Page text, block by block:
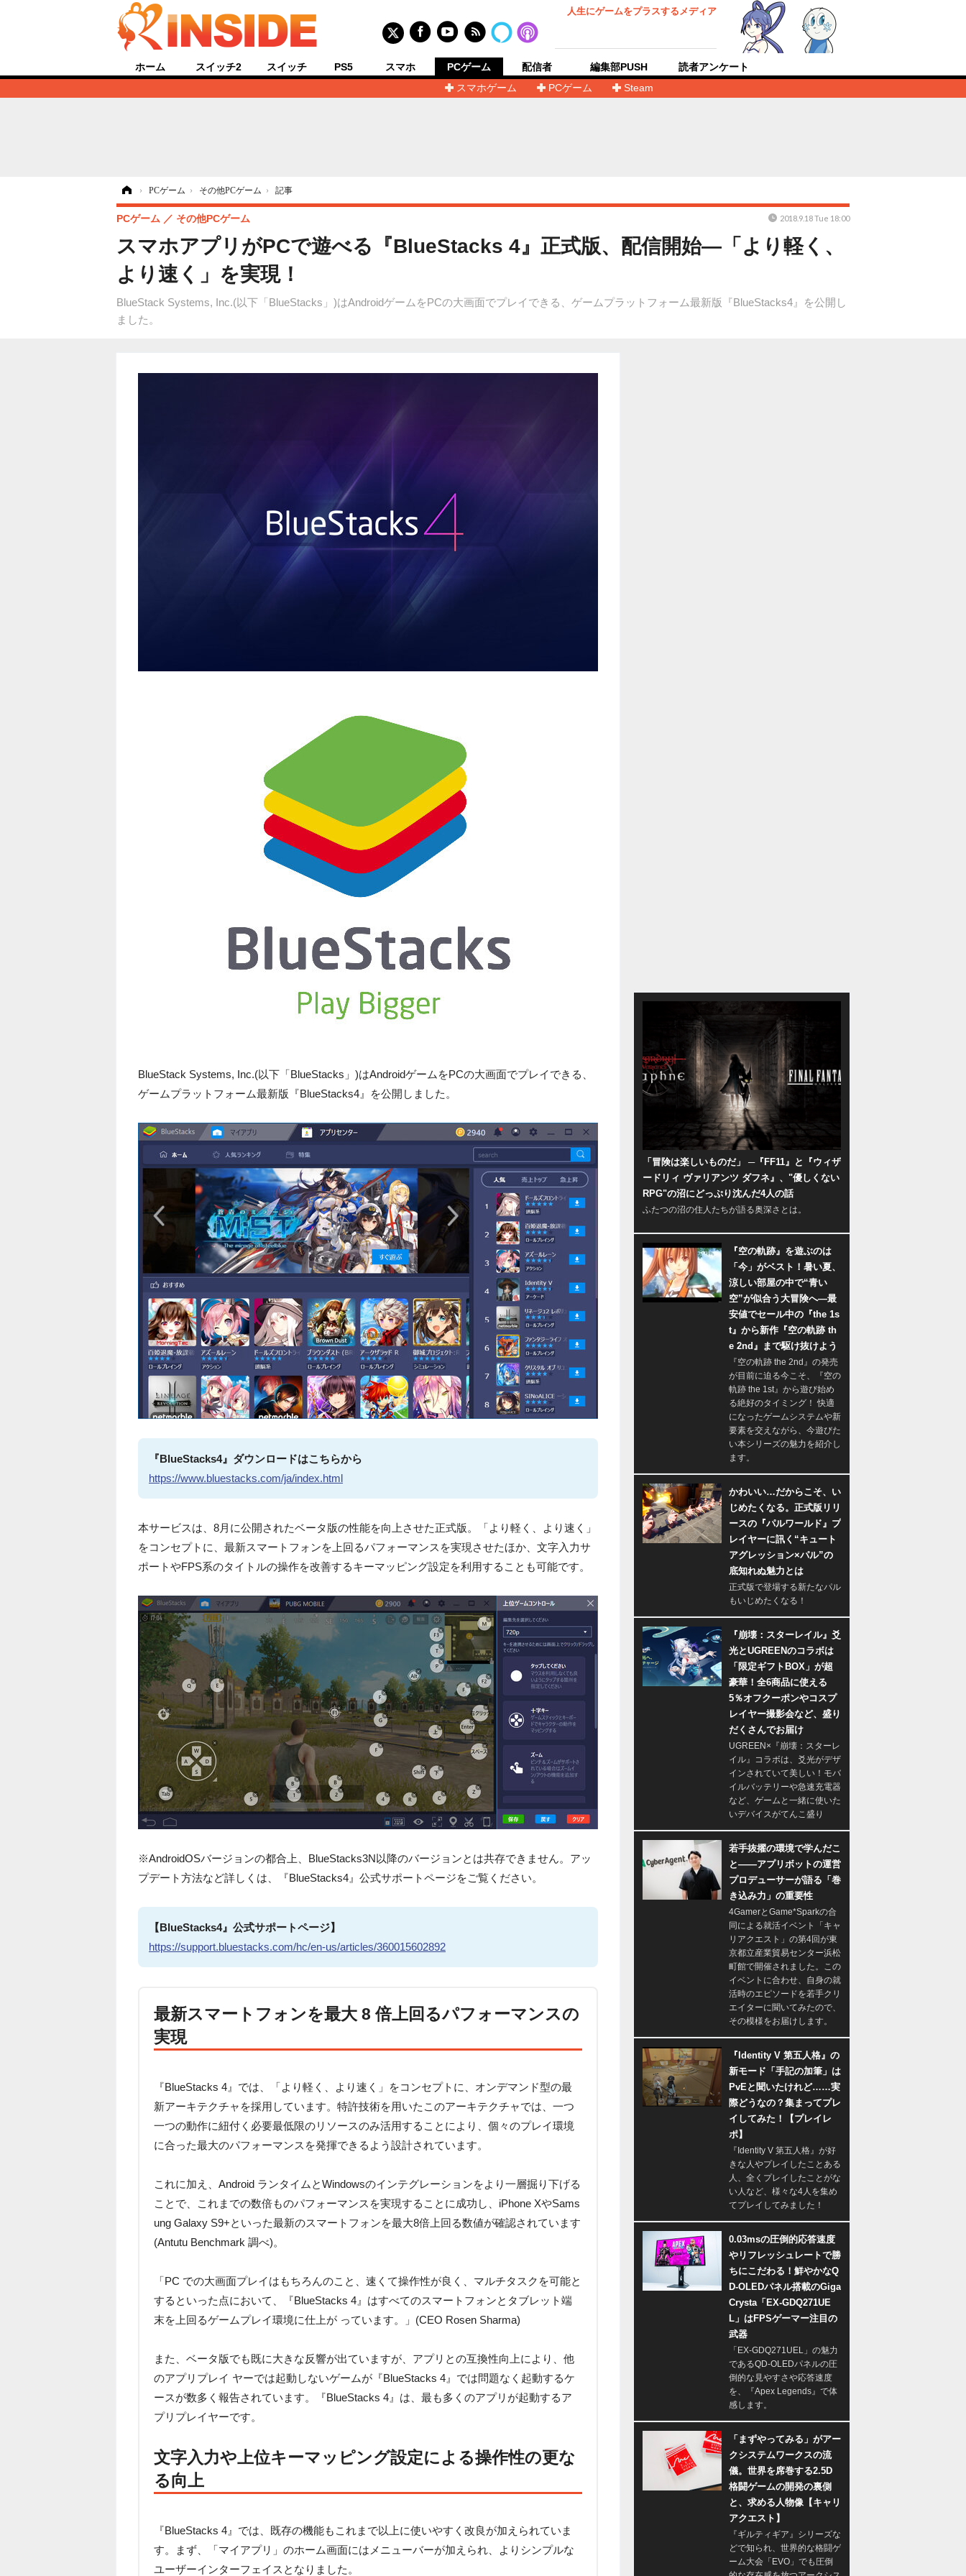
人生にゲームをプラスするメディア
ホーム スイッチ2 スイッチ PS5 スマホ
PCゲーム
スマホゲーム
PCゲーム Steam
配信者 編集部PUSH 読者アンケート
› PCゲーム › その他PCゲーム › 記事
スマホアプリがPCで遊べる『BlueStacks 4』正式版、配信開始―「より軽く、
より速く」を実現！
BlueStack Systems, Inc.(以下「BlueStacks」)はAndroidゲームをPCの大画面でプレイできる、ゲームプラットフォーム最新版『BlueStacks4』を公開し
ました。
PCゲーム その他PCゲーム 2018.9.18 Tue 18:00
BlueStack Systems, Inc.(以下「BlueStacks」)はAndroidゲームをPCの大画面でプレイできる、
ゲームプラットフォーム最新版『BlueStacks4』を公開しました。
『BlueStacks4』ダウンロードはこちらから
https://www.bluestacks.com/ja/index.html
本サービスは、8月に公開されたベータ版の性能を向上させた正式版。「より軽く、より速く」
をコンセプトに、最新スマートフォンを上回るパフォーマンスを実現させたほか、文字入力サ
ポートやFPS系のタイトルの操作を改善するキーマッピング設定を利用することも可能です。
※AndroidOSバージョンの都合上、BlueStacks3N以降のバージョンとは共存できません。アッ
プデート方法など詳しくは、『BlueStacks4』公式サポートページをご覧ください。
【BlueStacks4』公式サポートページ】
https://support.bluestacks.com/hc/en-us/articles/360015602892
最新スマートフォンを最大 8 倍上回るパフォーマンスの
実現
『BlueStacks 4』では、「より軽く、より速く」をコンセプトに、オンデマンド型の最
新アーキテクチャを採用しています。特許技術を用いたこのアーキテクチャでは、一つ
一つの動作に紐付く必要最低限のリソースのみ活用することにより、個々のプレイ環境
に合った最大のパフォーマンスを発揮できるよう設計されています。
これに加え、Android ランタイムとWindowsのインテグレーションをより一層掘り下げる
ことで、これまでの数倍ものパフォーマンスを実現することに成功し、iPhone XやSams
ung Galaxy S9+といった最新のスマートフォンを最大8倍上回る数値が確認されています
(Antutu Benchmark 調べ)。
「PC での大画面プレイはもちろんのこと、速くて操作性が良く、マルチタスクを可能と
するといった点において、『BlueStacks 4』はすべてのスマートフォンとタブレット端
末を上回るゲームプレイ環境に仕上が っています。」(CEO Rosen Sharma)
また、ベータ版でも既に大きな反響が出ていますが、アプリとの互換性向上により、他
のアプリプレイ ヤーでは起動しないゲームが『BlueStacks 4』では問題なく起動するケ
ースが数多く報告されています。『BlueStacks 4』は、最も多くのアプリが起動するア
プリプレイヤーです。
文字入力や上位キーマッピング設定による操作性の更な
る向上
『BlueStacks 4』では、既存の機能もこれまで以上に使いやすく改良が加えられていま
す。まず、「マイアプリ」のホーム画面にはメニューバーが加えられ、よりシンプルな
ユーザーインターフェイスとなりました。
「冒険は楽しいものだ」 ─『FF11』と『ウィザ
ードリィ ヴァリアンツ ダフネ』、"優しくない
RPG"の沼にどっぷり沈んだ4人の話
ふたつの沼の住人たちが語る奥深さとは。
『空の軌跡』を遊ぶのは
「今」がベスト！暑い夏、
涼しい部屋の中で“青い
空”が似合う大冒険へ―最
安値でセール中の『the 1s
t』から新作『空の軌跡 th
e 2nd』まで駆け抜けよう
『空の軌跡 the 2nd』の発売
が目前に迫る今こそ、『空の
軌跡 the 1st』から遊び始め
る絶好のタイミング！ 快適
になったゲームシステムや新
要素を交えながら、今遊びた
い本シリーズの魅力を紹介し
ます。
かわいい…だからこそ、い
じめたくなる。正式版リリ
ースの『パルワールド』プ
レイヤーに訊く“キュート
アグレッション×パル”の
底知れぬ魅力とは
正式版で登場する新たなパル
もいじめたくなる！
『崩壊：スターレイル』爻
光とUGREENのコラボは
「限定ギフトBOX」が超
豪華！全6商品に使える
5％オフクーポンやコスプ
レイヤー撮影会など、盛り
だくさんでお届け
UGREEN×『崩壊：スターレ
イル』コラボは、爻光がデザ
インされていて美しい！モバ
イルバッテリーや急速充電器
など、ゲームと一緒に使いた
いデバイスがてんこ盛り
若手抜擢の環境で学んだこ
と――アプリボットの運営
プロデューサーが語る「巻
き込み力」の重要性
4GamerとGame*Sparkの合
同による就活イベント「キャ
リアクエスト」の第4回が東
京都立産業貿易センター浜松
町館で開催されました。この
イベントに合わせ、自身の就
活時のエピソードを若手クリ
エイターに聞いてみたので、
その模様をお届けします。
『Identity V 第五人格』の
新モード「手記の加筆」は
PvEと聞いたけれど……実
際どうなの？集まってプレ
イしてみた！【プレイレ
ポ】
『Identity V 第五人格』が好
きな人やプレイしたことある
人、全くプレイしたことがな
い人など、様々な4人を集め
てプレイしてみました！
0.03msの圧倒的応答速度
やリフレッシュレートで勝
ちにこだわる！鮮やかなQ
D-OLEDパネル搭載のGiga
Crysta「EX-GDQ271UE
L」はFPSゲーマー注目の
武器
「EX-GDQ271UEL」の魅力
であるQD-OLEDパネルの圧
倒的な見やすさや応答速度
を、『Apex Legends』で体
感します。
「まずやってみる」がアー
クシステムワークスの流
儀。世界を席巻する2.5D
格闘ゲームの開発の裏側
と、求める人物像【キャリ
アクエスト】
『ギルティギア』シリーズな
どで知られ、世界的な格闘ゲ
ーム大会「EVO」でも圧倒